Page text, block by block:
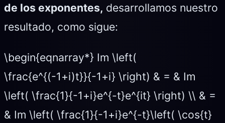
de los exponentes, desarrollamos nuestro
resultado, como sigue:
\begin{eqnarray*} Im \left(
\frac{e^{(-1+i)t}}{-1+i} \right) & = & Im
\left( \frac{1}{-1+i}e^{-t}e^{it} \right) \\ & =
& Im \left( \frac{1}{-1+i}e^{-t}\left( \cos{t}